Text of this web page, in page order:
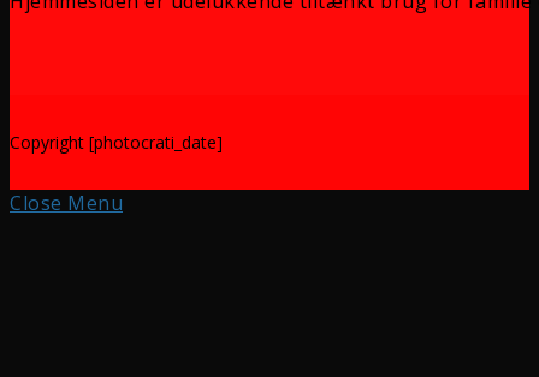
Copyright [photocrati_date]
Close Menu